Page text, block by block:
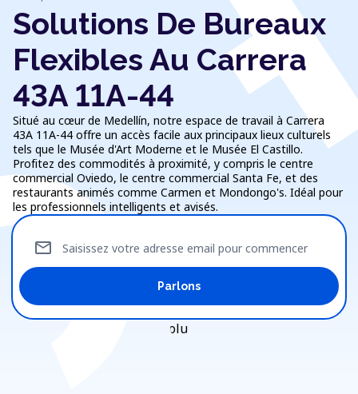
Solutions De Bureaux
Flexibles Au Carrera
43A 11A-44
Situé au cœur de Medellín, notre espace de travail à Carrera
43A 11A-44 offre un accès facile aux principaux lieux culturels
tels que le Musée d'Art Moderne et le Musée El Castillo.
Profitez des commodités à proximité, y compris le centre
commercial Oviedo, le centre commercial Santa Fe, et des
restaurants animés comme Carmen et Mondongo's. Idéal pour
les professionnels intelligents et avisés.
Saisissez votre adresse email pour commencer
mail
Parlons